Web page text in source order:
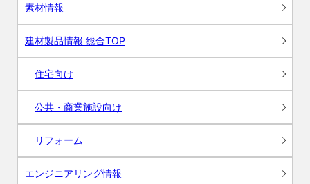
素材情報
建材製品情報 総合TOP
住宅向け
公共・商業施設向け
リフォーム
エンジニアリング情報